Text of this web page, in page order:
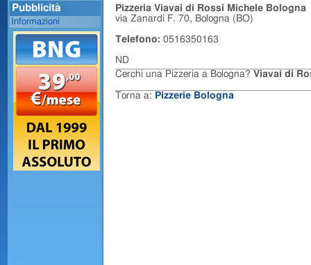
Pizzeria Viavai di Rossi Michele Bologna
via Zanardi F. 70, Bologna (BO)
Telefono: 0516350163
ND
Cerchi una Pizzeria a Bologna? Viavai di
Torna a: Pizzerie Bologna
Pubblicità
Informazioni